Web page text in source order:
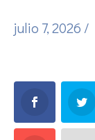
julio 7, 2026 /